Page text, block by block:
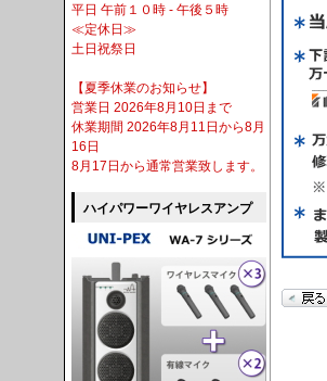
平日 午前１０時 - 午後５時
≪定休日≫
土日祝祭日
【夏季休業のお知らせ】
営業日 2026年8月10日まで
休業期間 2026年8月11日から8月
16日
8月17日から通常営業致します。
ハイパワーワイヤレスアンプ